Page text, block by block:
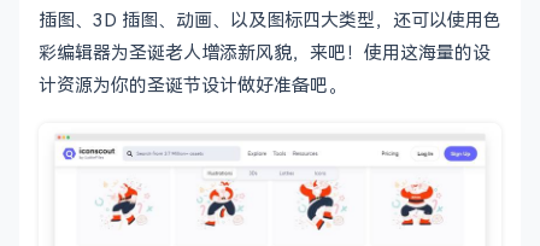
插图、3D 插图、动画、以及图标四大类型，还可以使用色
彩编辑器为圣诞老人增添新风貌，来吧！使用这海量的设
计资源为你的圣诞节设计做好准备吧。